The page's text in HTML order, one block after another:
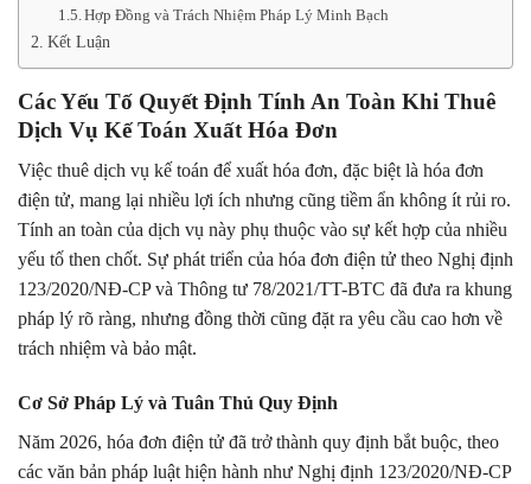
Hợp Đồng và Trách Nhiệm Pháp Lý Minh Bạch
Kết Luận
Các Yếu Tố Quyết Định Tính An Toàn Khi Thuê
Dịch Vụ Kế Toán Xuất Hóa Đơn
Việc thuê dịch vụ kế toán để xuất hóa đơn, đặc biệt là hóa đơn
điện tử, mang lại nhiều lợi ích nhưng cũng tiềm ẩn không ít rủi ro.
Tính an toàn của dịch vụ này phụ thuộc vào sự kết hợp của nhiều
yếu tố then chốt. Sự phát triển của hóa đơn điện tử theo Nghị định
123/2020/NĐ-CP và Thông tư 78/2021/TT-BTC đã đưa ra khung
pháp lý rõ ràng, nhưng đồng thời cũng đặt ra yêu cầu cao hơn về
trách nhiệm và bảo mật.
Cơ Sở Pháp Lý và Tuân Thủ Quy Định
Năm 2026, hóa đơn điện tử đã trở thành quy định bắt buộc, theo
các văn bản pháp luật hiện hành như Nghị định 123/2020/NĐ-CP